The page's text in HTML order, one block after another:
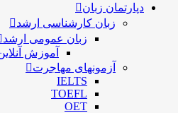
دپارتمان زبان
زبان کارشناسی ارشد
زبان عمومی ارشد
آموزش
آزمونهای مهاجرت
IELTS
TOEFL
OET